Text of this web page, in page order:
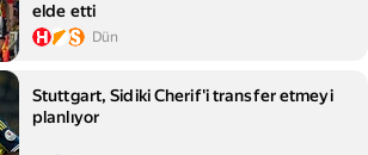
elde etti
Dün
Stuttgart, Sidiki Cherif'i transfer etmeyi
planlıyor